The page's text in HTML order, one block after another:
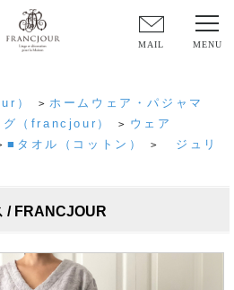
MAIL
） > ホームウェア・パジャマ
グ（francjour） > ウェア
■タオル（コットン） >
ジュリ
/ FRANCJOUR